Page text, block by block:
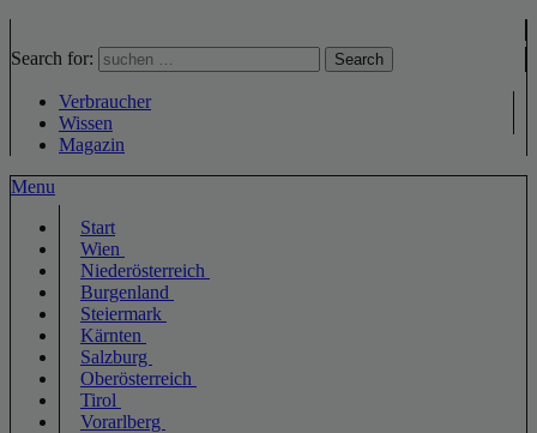
Search for: Search
Verbraucher
Wissen
Magazin
Menu
Start
Wien
Niederösterreich
Burgenland
Steiermark
Kärnten
Salzburg
Oberösterreich
Tirol
Vorarlberg